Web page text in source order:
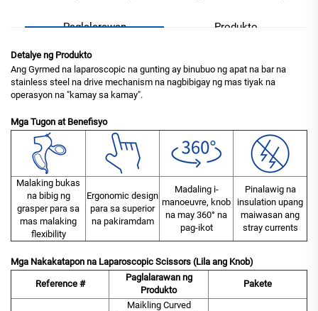
Paglalarawan Produkto
Detalye ng Produkto
Ang Gyrmed na laparoscopic na gunting ay binubuo ng apat na bar na
stainless steel na drive mechanism na nagbibigay ng mas tiyak na
operasyon na "kamay sa kamay".
Mga Tugon at Benefisyo
Malaking bukas
na bibig ng
grasper para sa
mas malaking
flexibility
Ergonomic design
para sa superior
na pakiramdam
Madaling i-
manoeuvre, knob
na may 360° na
pag-ikot
Pinalawig na
insulation upang
maiwasan ang
stray currents
Mga Nakakatapon na Laparoscopic Scissors (Lila ang Knob)
Reference #
Paglalarawan ng
Produkto
Pakete
Maikling Curved